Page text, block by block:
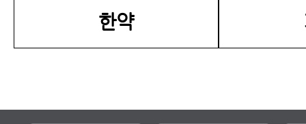
한약